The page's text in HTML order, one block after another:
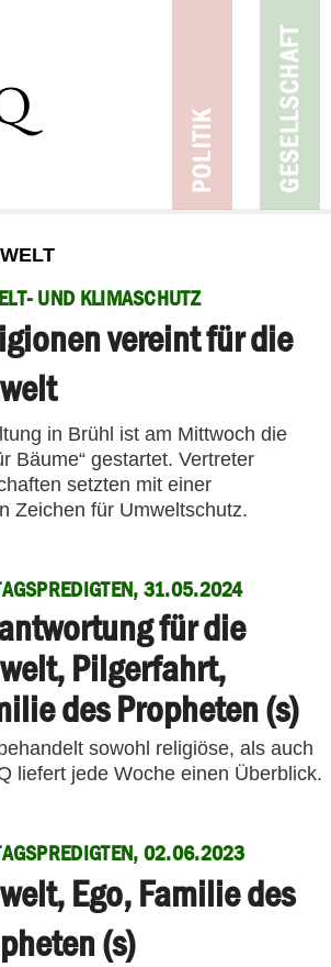
UND KLIMASCHUTZ
vereint für die
in Brühl ist am Mittwoch die
Bäume“ gestartet. Vertreter
setzten mit einer
Zeichen für Umweltschutz.
31.05.2024
für die
Pilgerfahrt,
des Propheten (s)
sowohl religiöse, als auch
liefert jede Woche einen Überblick.
02.06.2023
Ego, Familie des
(s)